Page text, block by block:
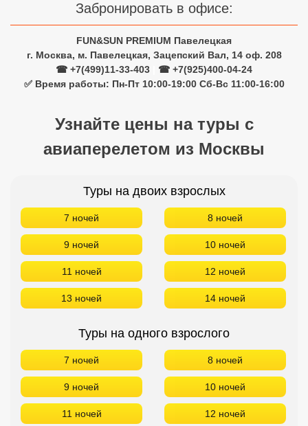
Забронировать в офисе:
FUN&SUN PREMIUM Павелецкая
г. Москва, м. Павелецкая, Зацепский Вал, 14 оф. 208
☎ +7(499)11-33-403
☎ +7(925)400-04-24
✅ Время работы: Пн-Пт 10:00-19:00 Сб-Вс 11:00-16:00
Узнайте цены на туры с
авиаперелетом из Москвы
Туры на двоих взрослых
7 ночей 8 ночей
9 ночей 10 ночей
11 ночей 12 ночей
13 ночей 14 ночей
Туры на одного взрослого
7 ночей 8 ночей
9 ночей 10 ночей
11 ночей 12 ночей
Сетевые отели Таиланда
Сетевые отели Шри Ланки
Сетевые отели Сейшел
Сетевые отели Маврикия